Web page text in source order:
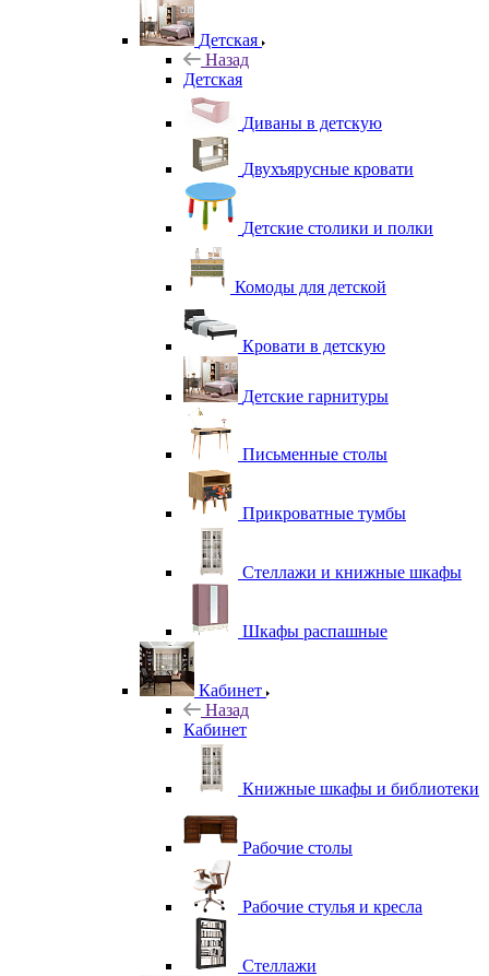
Детская
Назад
Детская
Диваны в детскую
Двухъярусные кровати
Детские столики и полки
Комоды для детской
Кровати в детскую
Детские гарнитуры
Письменные столы
Прикроватные тумбы
Стеллажи и книжные шкафы
Шкафы распашные
Кабинет
Назад
Кабинет
Книжные шкафы и библиотеки
Рабочие столы
Рабочие стулья и кресла
Стеллажи